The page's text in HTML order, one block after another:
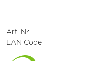
Art-Nr
EAN Code